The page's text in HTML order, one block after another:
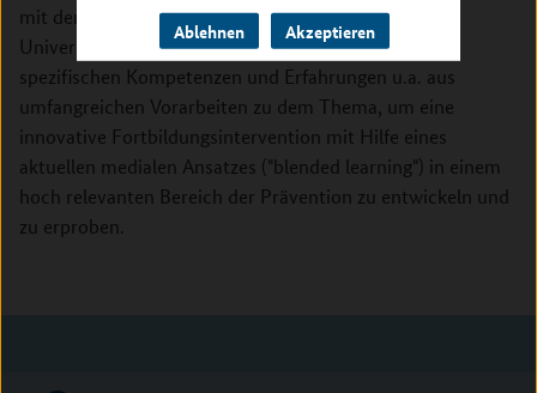
Ablehnen Akzeptieren
mit der Akademie für Bildung im Personalwesen des
Universitätsklinikums Tübingen, bündeln dazu die
spezifischen Kompetenzen und Erfahrungen u.a. aus
umfangreichen Vorarbeiten zu dem Thema, um eine
innovative Fortbildungsintervention mit Hilfe eines
aktuellen medialen Ansatzes ("blended learning") in einem
hoch relevanten Bereich der Prävention zu entwickeln und
zu erproben.